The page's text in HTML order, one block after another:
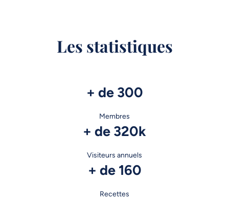
Les statistiques
+ de 300
Membres
+ de 320k
Visiteurs annuels
+ de 160
Recettes